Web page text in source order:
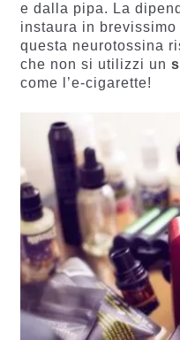
e dalla pipa. La
instaura in
questa neurotossina
che non si utilizzi un
come l’e-cigarette!